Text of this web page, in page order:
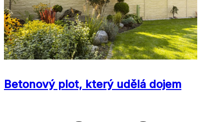
Betonový plot, který udělá dojem